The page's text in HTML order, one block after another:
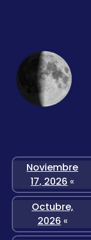
Noviembre
17, 2026 «
Octubre,
2026 «